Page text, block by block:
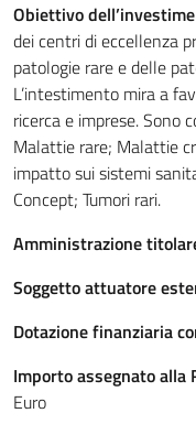
Obiettivo
dei centri di eccellenza
patologie rare e delle
L’intestimento mira a
ricerca e imprese.
Malattie rare; Malattie
impatto sui sistemi
Concept; Tumori rari.
Amministrazione
Soggetto attuatore
Dotazione finanziaria
Importo assegnato alla
Euro